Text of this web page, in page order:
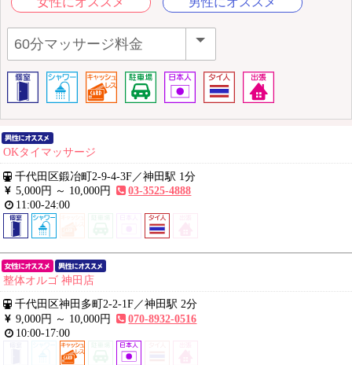
OKタイマッサージ
千代田区鍛冶町2-9-4-3F／神田駅 1分
5,000円 ～ 10,000円
03-3525-4888
11:00-24:00
整体オルゴ 神田店
千代田区神田多町2-2-1F／神田駅 2分
9,000円 ～ 10,000円
070-8932-0516
10:00-17:00